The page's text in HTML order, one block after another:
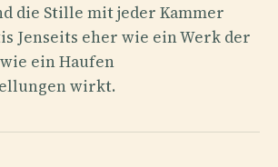
die Stille mit jeder Kammer
Jenseits eher wie ein Werk der
ein Haufen
wirkt.